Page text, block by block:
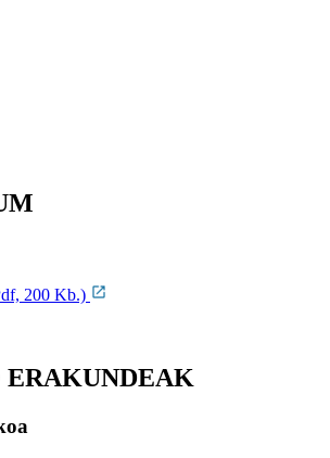
200 Kb.)